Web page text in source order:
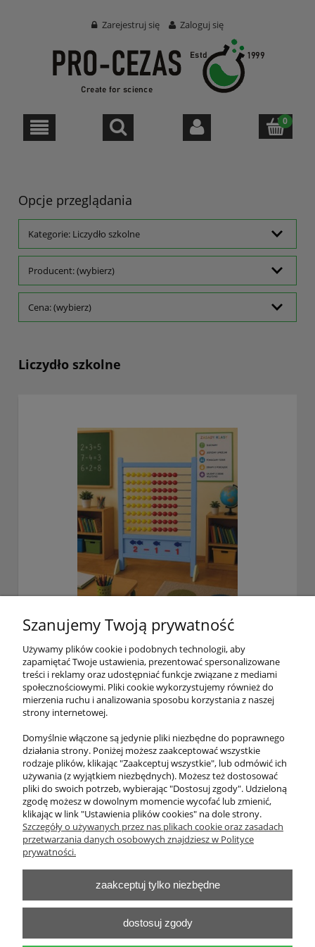
Zarejestruj się Zaloguj się
Opcje przeglądania
Kategorie: Liczydło szkolne
Producent: (wybierz)
Cena: (wybierz)
Liczydło szkolne
Liczydło szkolne
799,50 zł
zawiera 23% VAT, bez kosztów dostawy
do koszyka
O nas
Pomoc
Moje konto
Szanujemy Twoją prywatność
Używamy plików cookie i podobnych technologii, aby
zapamiętać Twoje ustawienia, prezentować spersonalizowane
treści i reklamy oraz udostępniać funkcje związane z mediami
społecznościowymi. Pliki cookie wykorzystujemy również do
mierzenia ruchu i analizowania sposobu korzystania z naszej
strony internetowej.
Domyślnie włączone są jedynie pliki niezbędne do poprawnego
działania strony. Poniżej możesz zaakceptować wszystkie
rodzaje plików, klikając "Zaakceptuj wszystkie", lub odmówić ich
używania (z wyjątkiem niezbędnych). Możesz też dostosować
pliki do swoich potrzeb, wybierając "Dostosuj zgody". Udzieloną
zgodę możesz w dowolnym momencie wycofać lub zmienić,
klikając w link "Ustawienia plików cookies" na dole strony.
Szczegóły o używanych przez nas plikach cookie oraz zasadach
przetwarzania danych osobowych znajdziesz w Polityce
prywatności.
zaakceptuj tylko niezbędne
dostosuj zgody